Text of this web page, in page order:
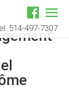
514-497-7307